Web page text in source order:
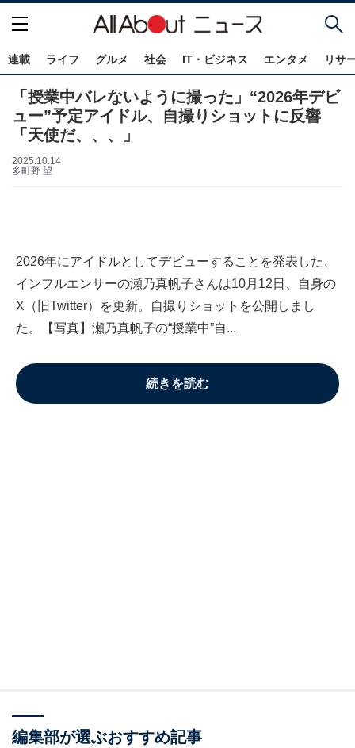
連載 ライフ グルメ 社会 IT・ビジネス エンタメ リサ
「授業中バレないように撮った」“2026年デビ
ュー”予定アイドル、自撮りショットに反響
「天使だ、、、」
2025.10.14
多町野 望
2026年にアイドルとしてデビューすることを発表した、
インフルエンサーの瀬乃真帆子さんは10月12日、自身の
X（旧Twitter）を更新。自撮りショットを公開しまし
た。【写真】瀬乃真帆子の“授業中”自...
続きを読む
編集部が選ぶおすすめ記事